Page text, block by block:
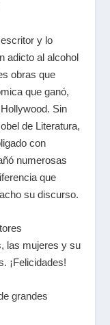
y lo
adicto al alcohol
obras que
que ganó,
Sin
de Literatura,
con
numerosas
que
su discurso.
las mujeres y su
¡Felicidades!
grandes